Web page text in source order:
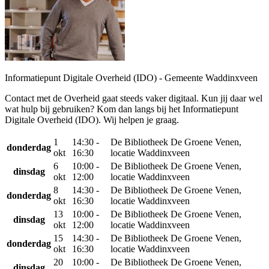
Informatiepunt Digitale Overheid (IDO) - Gemeente Waddinxveen
Contact met de Overheid gaat steeds vaker digitaal. Kun jij daar wel
wat hulp bij gebruiken? Kom dan langs bij het Informatiepunt
Digitale Overheid (IDO). Wij helpen je graag.
donderdag
1
okt
14:30 -
16:30
De Bibliotheek De Groene Venen,
locatie Waddinxveen
dinsdag
6
okt
10:00 -
12:00
De Bibliotheek De Groene Venen,
locatie Waddinxveen
donderdag
8
okt
14:30 -
16:30
De Bibliotheek De Groene Venen,
locatie Waddinxveen
dinsdag
13
okt
10:00 -
12:00
De Bibliotheek De Groene Venen,
locatie Waddinxveen
donderdag
15
okt
14:30 -
16:30
De Bibliotheek De Groene Venen,
locatie Waddinxveen
20
10:00 -
De Bibliotheek De Groene Venen,